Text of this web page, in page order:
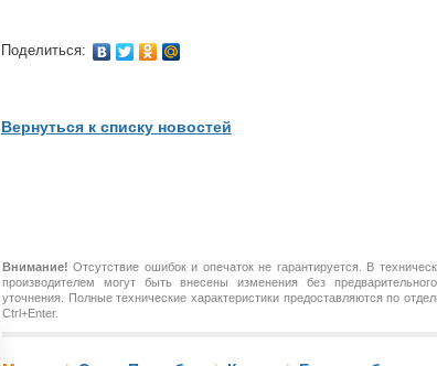
Поделиться:
Вернуться к списку новостей
Внимание! Отсутствие ошибок и опечаток не гарантируется. В
производителем могут быть внесены изменения без
уточнения. Полные технические характеристики предоставляются по
Ctrl+Enter.